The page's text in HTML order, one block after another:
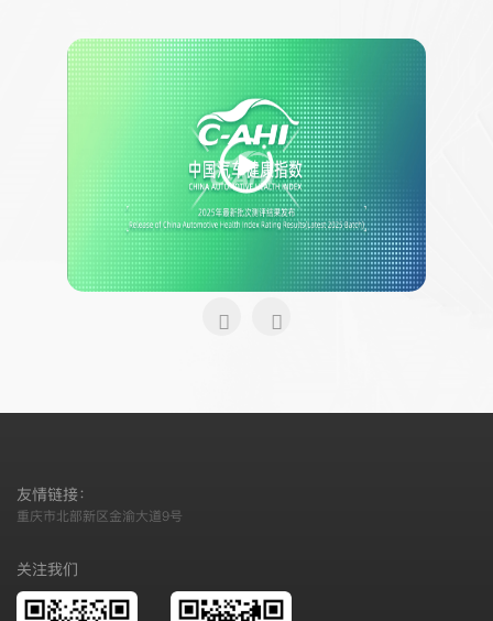
友情链接：
重庆市北部新区金渝大道9号
关注我们